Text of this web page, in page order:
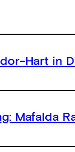
Hart in
Mafalda